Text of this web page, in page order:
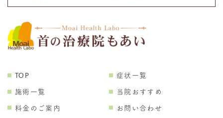
TOP
症状一覧
施術一覧
当院おすすめ
料金のご案内
お問い合わせ